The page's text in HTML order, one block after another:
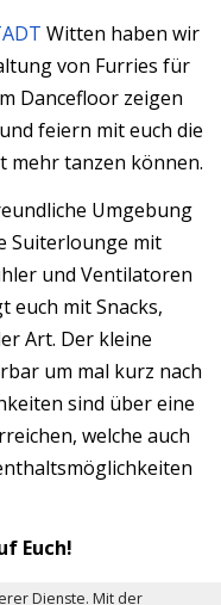
Witten haben wir
von Furries für
Dancefloor zeigen
feiern mit euch die
mehr tanzen können.
Umgebung
Suiterlounge mit
und Ventilatoren
euch mit Snacks,
Art. Der kleine
um mal kurz nach
sind über eine
welche auch
Euch!
Dienste. Mit der